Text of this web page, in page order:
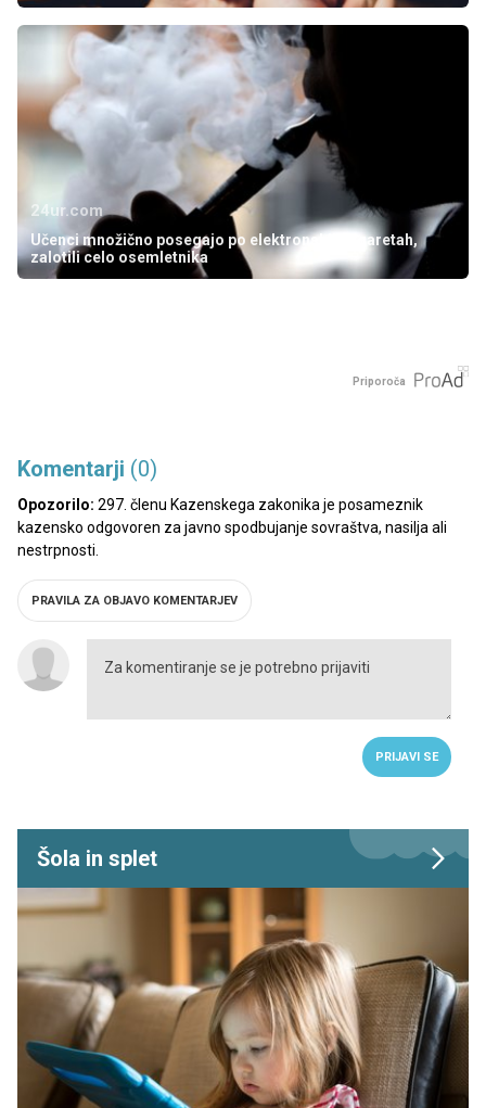
24ur.com
Učenci množično posegajo po elektronskih cigaretah,
zalotili celo osemletnika
Priporoča
Komentarji (0)
Opozorilo: 297. členu Kazenskega zakonika je posameznik
kazensko odgovoren za javno spodbujanje sovraštva, nasilja ali
nestrpnosti.
PRAVILA ZA OBJAVO KOMENTARJEV
PRIJAVI SE
Šola in splet